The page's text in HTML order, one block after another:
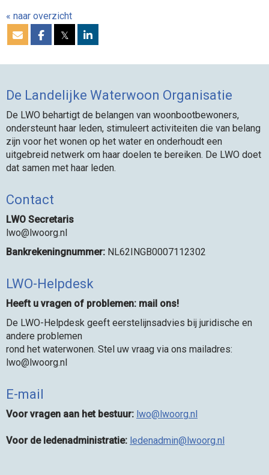
« naar overzicht
𝕏
De Landelijke Waterwoon Organisatie
De LWO behartigt de belangen van woonbootbewoners,
ondersteunt haar leden, stimuleert activiteiten die van belang
zijn voor het wonen op het water en onderhoudt een
uitgebreid netwerk om haar doelen te bereiken. De LWO doet
dat samen met haar leden.
Contact
LWO Secretaris
owl@lwoorg.nl
Bankrekeningnummer: NL62INGB0007112302
LWO-Helpdesk
Heeft u vragen of problemen: mail ons!
De LWO-Helpdesk geeft eerstelijnsadvies bij juridische en
andere problemen
rond het waterwonen. Stel uw vraag via ons mailadres:
owl@lwoorg.nl
E-mail
Voor vragen aan het bestuur: owl@lwoorg.nl
Voor de ledenadministratie: nimdanedel@lwoorg.nl